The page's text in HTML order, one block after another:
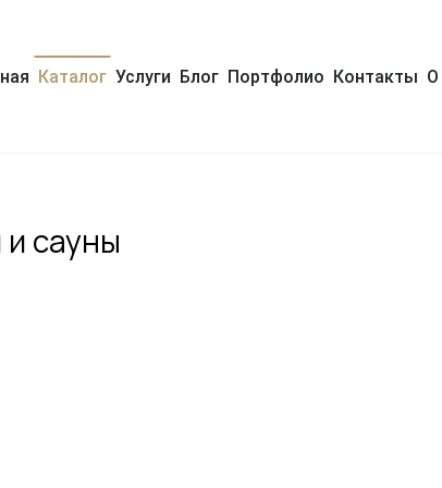
Каталог Услуги Блог Портфолио Контакты О
сауны